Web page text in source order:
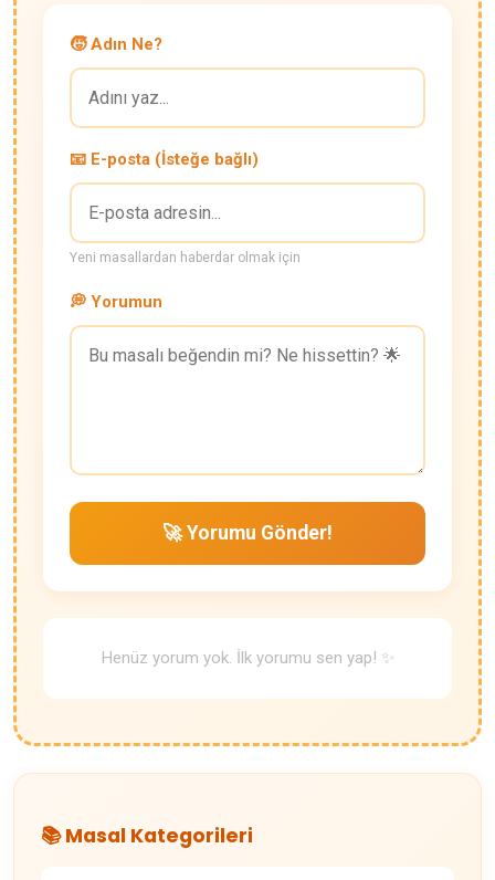
🧒 Adın Ne?
📧 E-posta (İsteğe bağlı)
Yeni masallardan haberdar olmak için
💭 Yorumun
🚀 Yorumu Gönder!
Henüz yorum yok. İlk yorumu sen yap! ✨
📚 Masal Kategorileri